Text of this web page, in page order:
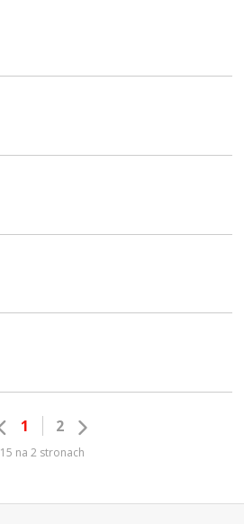
1 2
15 na 2 stronach